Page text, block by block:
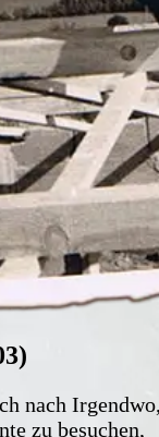
nach Irgendwo,
zu besuchen,